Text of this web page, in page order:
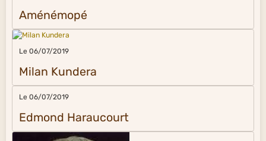
Aménémopé
Le 06/07/2019
Milan Kundera
Le 06/07/2019
Edmond Haraucourt